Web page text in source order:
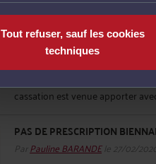
Tout refuser, sauf les cookies
techniques
ParPauline BARANDEle 27/02/
Les associés d’une SARL
affranchir par l’établissement
cassation est venue apporter
PAS DE PRESCRIPTION
Par Pauline BARANDEle 27/02/